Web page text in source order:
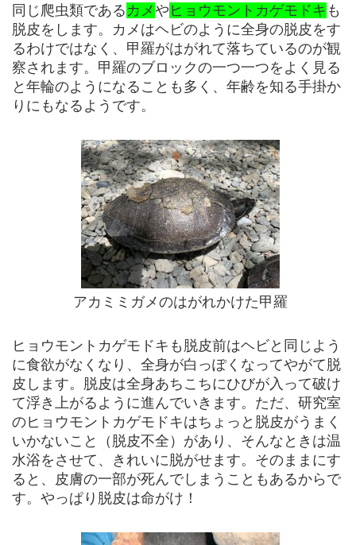
同じ爬虫類である カメや ヒョウモントカゲモドキ も
脱皮をします。カメはヘビのように全身の脱皮をす
るわけではなく、甲羅がはがれて落ちているのが観
察されます。甲羅のブロックの一つ一つをよく見る
と年輪のようになることも多く、年齢を知る手掛か
りにもなるようです。
アカミミガメのはがれかけた甲羅
ヒョウモントカゲモドキも脱皮前はヘビと同じよう
に食欲がなくなり、全身が白っぽくなってやがて脱
皮します。脱皮は全身あちこちにひびが入って破け
て浮き上がるように進んでいきます。ただ、研究室
のヒョウモントカゲモドキはちょっと脱皮がうまく
いかないこと（脱皮不全）があり、そんなときは温
水浴をさせて、きれいに脱がせます。そのままにす
ると、皮膚の一部が死んでしまうこともあるからで
す。やっぱり脱皮は命がけ！